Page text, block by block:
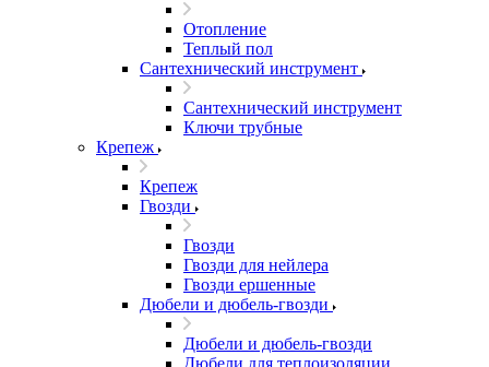
Отопление
Теплый пол
Сантехнический инструмент
Сантехнический инструмент
Ключи трубные
Крепеж
Крепеж
Гвозди
Гвозди
Гвозди для нейлера
Гвозди ершенные
Дюбели и дюбель-гвозди
Дюбели и дюбель-гвозди
Дюбели для теплоизоляции